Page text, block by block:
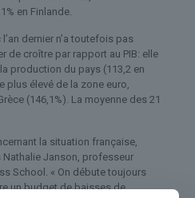
en Finlande.
dernier n’a toutefois pas
de croître par rapport au PIB: elle
production du pays (113,2 en
plus élevé de la zone euro,
(146,1%). La moyenne des 21
la situation française,
Nathalie Janson, professeur
School. « On débute toujours
un budget de baisses de